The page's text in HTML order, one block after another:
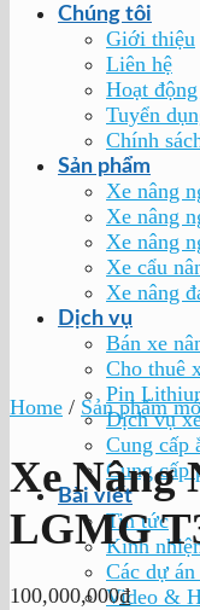
Chúng tôi
Giới thiệu
Liên hệ
Hoạt
Tuyển
Chính
Sản phẩm
Xe nâng
Xe nâng
Xe nâng
Xe cẩu
Xe nâng
Dịch vụ
Bán xe
Cho thuê
Pin
Dịch vụ
Cung cấp
Cung cấp
Bài viết
Tin tức
Kinh
Các dự
Video &
Home / Sản phẩm
Xe Nâng
LGMG
100,000,000₫